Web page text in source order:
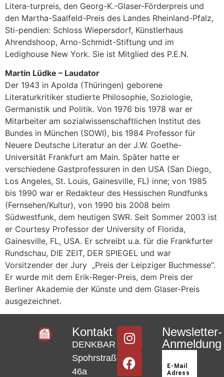
Litera-turpreis, den Georg-K.-Glaser-Förderpreis und
den Martha-Saalfeld-Preis des Landes Rheinland-Pfalz,
Sti-pendien: Schloss Wiepersdorf, Künstlerhaus
Ahrendshoop, Arno-Schmidt-Stiftung und im
Ledighouse New York. Sie ist Mitglied des P.E.N.
Martin Lüdke – Laudator
Der 1943 in Apolda (Thüringen) geborene
Literaturkritiker studierte Philosophie, Soziologie,
Germanistik und Politik. Von 1976 bis 1978 war er
Mitarbeiter am sozialwissenschaftlichen Institut des
Bundes in München (SOWI), bis 1984 Professor für
Neuere Deutsche Literatur an der J.W. Goethe-
Universität Frankfurt am Main. Später hatte er
verschiedene Gastprofessuren in den USA (San Diego,
Los Angeles, St. Louis, Gainesville, FL) inne; von 1985
bis 1990 war er Redakteur des Hessischen Rundfunks
(Fernsehen/Kultur), von 1990 bis 2008 beim
Südwestfunk, dem heutigen SWR. Seit Sommer 2003 ist
er Courtesy Professor der University of Florida,
Gainesville, FL, USA. Er schreibt u.a. für die Frankfurter
Rundschau, DIE ZEIT, DER SPIEGEL und war
Vorsitzender der Jury „Preis der Leipziger Buchmesse“.
Er wurde mit dem Erik-Reger-Preis, dem Preis der
Berliner Akademie der Künste und dem Glaser-Preis
ausgezeichnet.
Kontakt
DENKBAR
Spohrstraße
46a
Newsletter-
Anmeldung